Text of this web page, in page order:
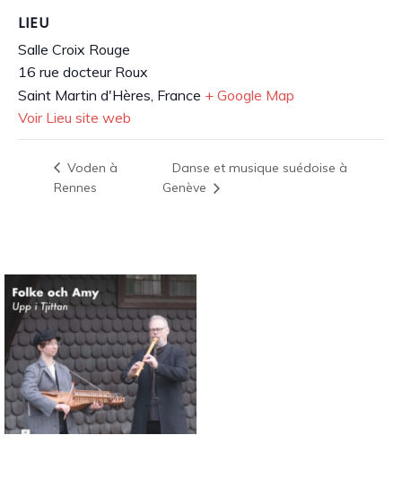
LIEU
Salle Croix Rouge
16 rue docteur Roux
Saint Martin d'Hères France + Google Map
Voir Lieu site web
Voden à
Rennes
Danse et musique suédoise à
Genève